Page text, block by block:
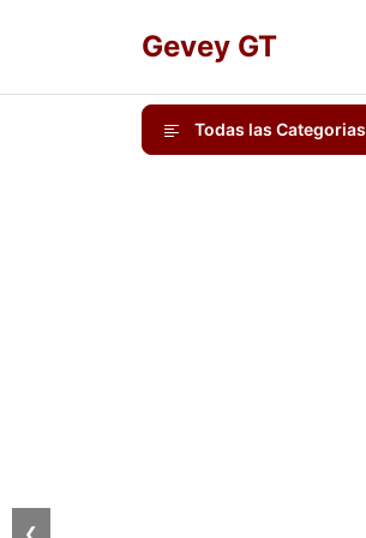
Gevey GT
Todas las Categorias
❮